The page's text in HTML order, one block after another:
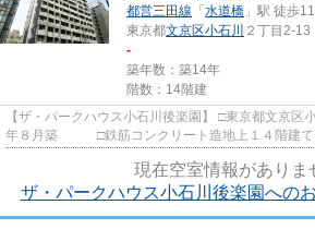
都営三田線 「 水道橋 」駅 徒歩
東京都文京区小石川 ２丁目2-13
-
築年数：築14年
階数：14階建
【ザ・パークハウス小石川後楽園】 □東京都文京区小石川二丁目2-13 □２０１２
年８月築 □鉄筋コンクリート造地上１４階建て □フジタ施工 □三菱地
現在空室情報がありま
ザ・パークハウス小石川後楽園への